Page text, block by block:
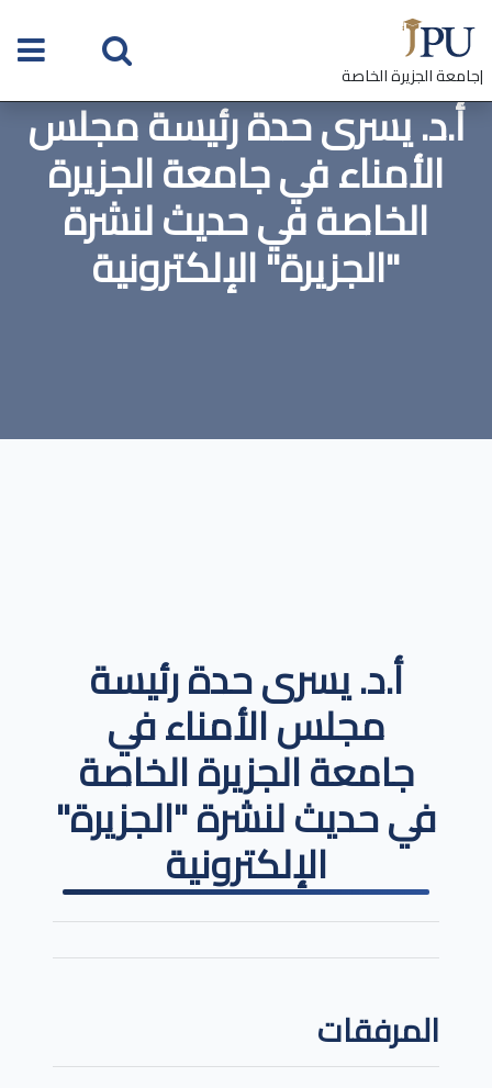
|جامعة الجزيرة الخاصة
أ.د. يسرى حدة رئيسة مجلس
الأمناء في جامعة الجزيرة
الخاصة في حديث لنشرة
"الجزيرة" الإلكترونية
أ.د. يسرى حدة رئيسة
مجلس الأمناء في
جامعة الجزيرة الخاصة
في حديث لنشرة "الجزيرة"
الإلكترونية
المرفقات